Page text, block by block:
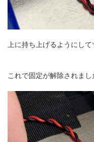
上に持ち上げるようにして
これで固定が解除されまし